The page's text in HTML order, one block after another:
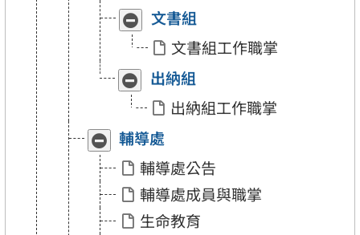
收
合
「文
書
組」
展
開
「文
書
組」
文書組
文書組工作職掌
收
合
「出
組」
展
開
「出
組」
出納組
出納組工作職掌
收
合
「輔
處」
展
開
「輔
處」
輔導處
輔導處公告
輔導處成員與職掌
生命教育